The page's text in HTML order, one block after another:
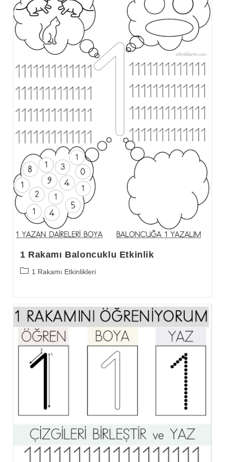
1 Rakamı Baloncuklu Etkinlik
Post1 Rakamı Etkinlikleri